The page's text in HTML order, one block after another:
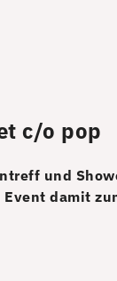
c/o pop
und
damit